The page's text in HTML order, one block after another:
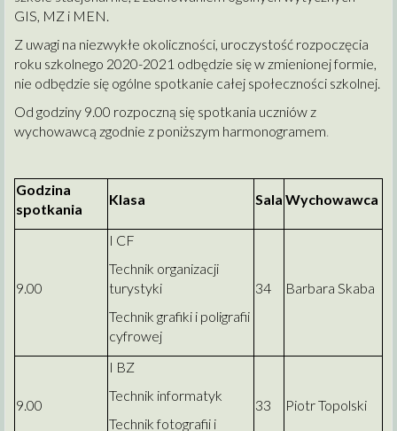
GIS, MZ i MEN.
Z uwagi na niezwykłe okoliczności, uroczystość rozpoczęcia
roku szkolnego 2020-2021 odbędzie się w zmienionej formie,
nie odbędzie się ogólne spotkanie całej społeczności szkolnej.
Od godziny 9.00 rozpoczną się spotkania uczniów z
wychowawcą zgodnie z poniższym harmonogramem.
Godzina
spotkania
Klasa Sala Wychowawca
9.00
I CF
Technik organizacji
turystyki
Technik grafiki i poligrafii
cyfrowej
34 Barbara Skaba
9.00
I BZ
Technik informatyk
Technik fotografii i
33 Piotr Topolski